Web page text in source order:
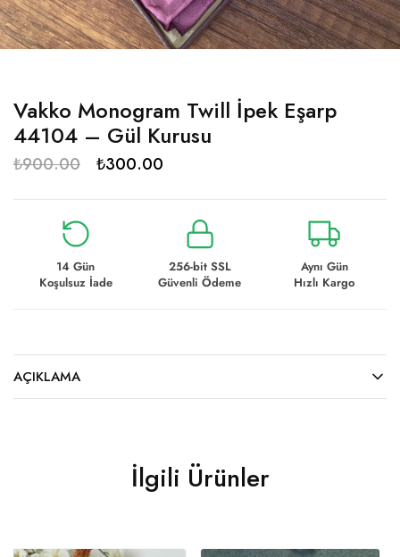
Vakko Monogram Twill İpek Eşarp
44104 – Gül Kurusu
₺900.00 ₺300.00
14 Gün
Koşulsuz İade
256-bit SSL
Güvenli Ödeme
Aynı Gün
Hızlı Kargo
AÇIKLAMA
İlgili Ürünler